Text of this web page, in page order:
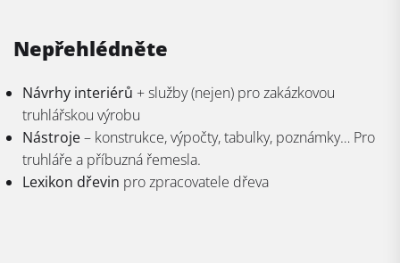
Nepřehlédněte
Návrhy interiérů + služby (nejen) pro zakázkovou
truhlářskou výrobu
Nástroje– konstrukce, výpočty, tabulky, poznámky… Pro
truhláře a příbuzná řemesla.
Lexikon dřevin pro zpracovatele dřeva